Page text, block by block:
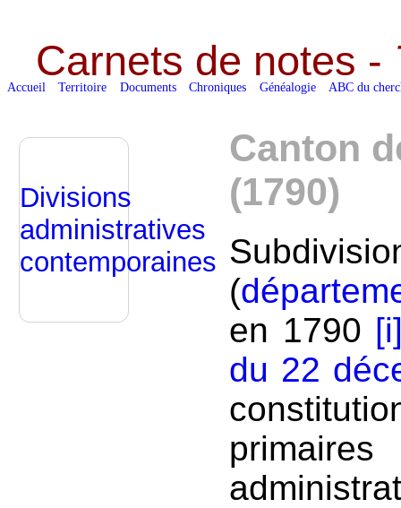
Carnets de notes -
Accueil Territoire Documents Chroniques Généalogie ABC du
Canton
(1790)
(
en 1790
du 22
Divisions
administratives
contemporaines